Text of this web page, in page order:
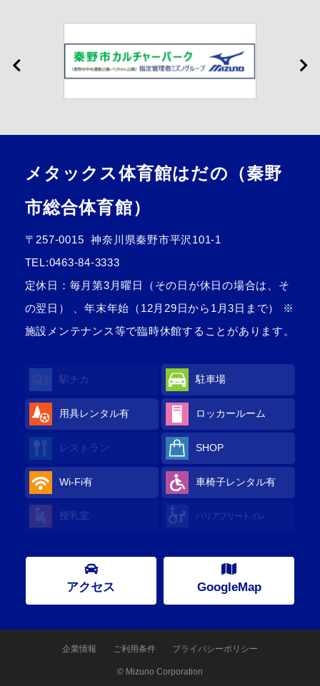
メタックス体育館はだの（秦野
市総合体育館）
〒257-0015
神奈川県秦野市平沢101-1
TEL:0463-84-3333
定休日：毎月第3月曜日（その日が休日の場合は、そ
の翌日） 、年末年始（12月29日から1月3日まで） ※
施設メンテナンス等で臨時休館することがあります。
駅チカ 駐車場
用具レンタル有 ロッカールーム
レストラン SHOP
Wi-Fi有 車椅子レンタル有
授乳室 バリアフリートイレ
アクセス GoogleMap
企業情報 ご利用条件 プライバシーポリシー
© Mizuno Corporation